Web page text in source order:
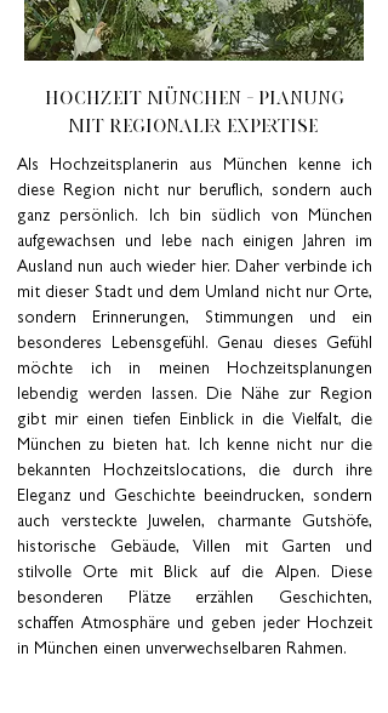
Hochzeit München - Planung
mit regionaler Expertise
Als Hochzeitsplanerin aus München kenne ich
diese Region nicht nur beruflich, sondern auch
ganz persönlich. Ich bin südlich von München
aufgewachsen und lebe nach einigen Jahren im
Ausland nun auch wieder hier. Daher verbinde ich
mit dieser Stadt und dem Umland nicht nur Orte,
sondern Erinnerungen, Stimmungen und ein
besonderes Lebensgefühl. Genau dieses Gefühl
möchte ich in meinen Hochzeitsplanungen
lebendig werden lassen. Die Nähe zur Region
gibt mir einen tiefen Einblick in die Vielfalt, die
München zu bieten hat. Ich kenne nicht nur die
bekannten Hochzeitslocations, die durch ihre
Eleganz und Geschichte beeindrucken, sondern
auch versteckte Juwelen, charmante Gutshöfe,
historische Gebäude, Villen mit Garten und
stilvolle Orte mit Blick auf die Alpen. Diese
besonderen Plätze erzählen Geschichten,
schaffen Atmosphäre und geben jeder Hochzeit
in München einen unverwechselbaren Rahmen.